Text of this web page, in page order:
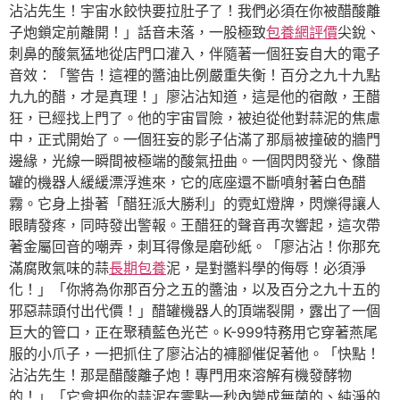
沾沾先生！宇宙水餃快要拉肚子了！我們必須在你被醋酸離
子炮鎖定前離開！」話音未落，一股極致包養網評價尖銳、
刺鼻的酸氣猛地從店門口灌入，伴隨著一個狂妄自大的電子
音效：「警告！這裡的醬油比例嚴重失衡！百分之九十九點
九九的醋，才是真理！」廖沾沾知道，這是他的宿敵，王醋
狂，已經找上門了。他的宇宙冒險，被迫從他對蒜泥的焦慮
中，正式開始了。一個狂妄的影子佔滿了那扇被撞破的牆門
邊緣，光線一瞬間被極端的酸氣扭曲。一個閃閃發光、像醋
罐的機器人緩緩漂浮進來，它的底座還不斷噴射著白色醋
霧。它身上掛著「醋狂派大勝利」的霓虹燈牌，閃爍得讓人
眼睛發疼，同時發出警報。王醋狂的聲音再次響起，這次帶
著金屬回音的嘲弄，刺耳得像是磨砂紙。「廖沾沾！你那充
滿腐敗氣味的蒜長期包養泥，是對醬料學的侮辱！必須淨
化！」「你將為你那百分之五的醬油，以及百分之九十五的
邪惡蒜頭付出代價！」醋罐機器人的頂端裂開，露出了一個
巨大的管口，正在聚積藍色光芒。K-999特務用它穿著燕尾
服的小爪子，一把抓住了廖沾沾的褲腳催促著他。「快點！
沾沾先生！那是醋酸離子炮！專門用來溶解有機發酵物
的！」「它會把你的蒜泥在零點一秒內變成無菌的、純淨的